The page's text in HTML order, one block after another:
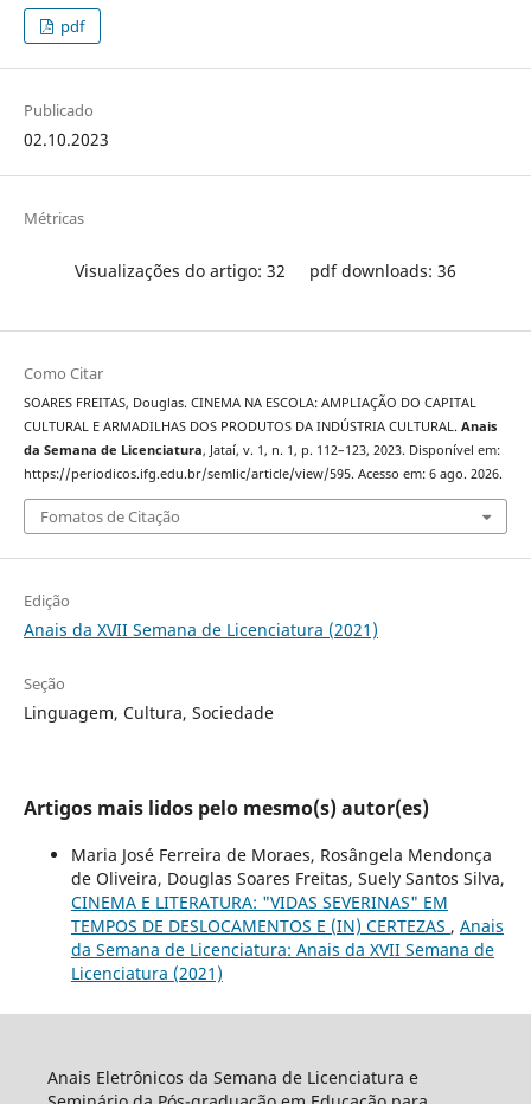
pdf
Publicado
02.10.2023
Métricas
Visualizações do artigo: 32 pdf downloads: 36
Como Citar
SOARES FREITAS, Douglas. CINEMA NA ESCOLA: AMPLIAÇÃO DO CAPITAL
CULTURAL E ARMADILHAS DOS PRODUTOS DA INDÚSTRIA CULTURAL. Anais
da Semana de Licenciatura, Jataí, v. 1, n. 1, p. 112–123, 2023. Disponível em:
https://periodicos.ifg.edu.br/semlic/article/view/595. Acesso em: 6 ago. 2026.
Fomatos de Citação
Edição
Anais da XVII Semana de Licenciatura (2021)
Seção
Linguagem, Cultura, Sociedade
Artigos mais lidos pelo mesmo(s) autor(es)
Maria José Ferreira de Moraes, Rosângela Mendonça
de Oliveira, Douglas Soares Freitas, Suely Santos Silva,
CINEMA E LITERATURA: "VIDAS SEVERINAS" EM
TEMPOS DE DESLOCAMENTOS E (IN) CERTEZAS , Anais
da Semana de Licenciatura: Anais da XVII Semana de
Licenciatura (2021)
Anais Eletrônicos da Semana de Licenciatura e